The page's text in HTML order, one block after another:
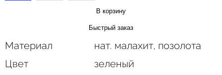
В корзину
Быстрый заказ
Материал
нат. малахит, позолота
Цвет
зеленый